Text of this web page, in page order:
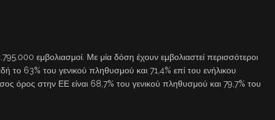
εμβολιασμοί. Με μία δόση έχουν εμβολιαστεί περισσότεροι
το 63% του γενικού πληθυσμού και 71,4% επί του ενήλικου
όρος στην ΕΕ είναι 68,7% του γενικού πληθυσμού και 79,7% του